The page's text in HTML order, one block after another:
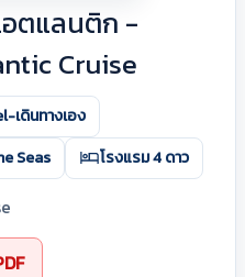
ตแลนติก -
Cruise
เดินทางเอง
Seas
โรงแรม 4 ดาว